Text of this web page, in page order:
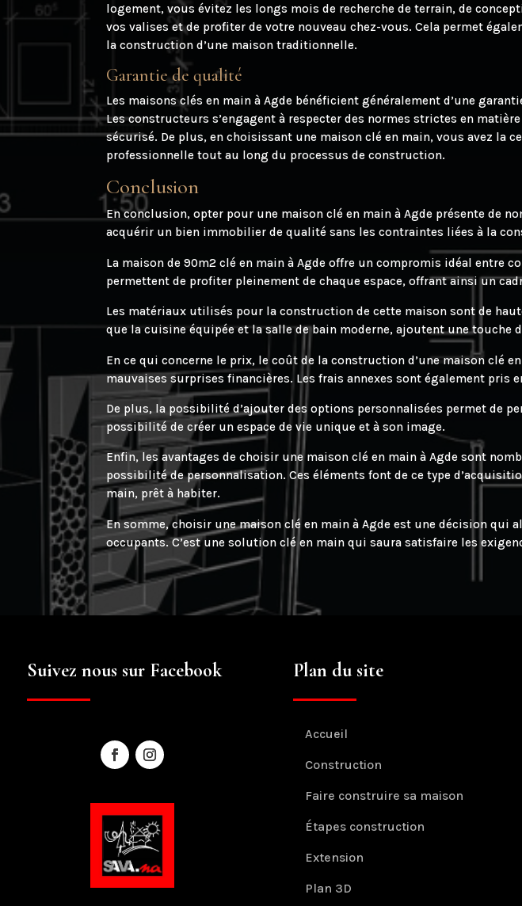
logement, vous évitez les longs mois de recherche de terrain, de
vos valises et de profiter de votre nouveau chez-vous. Cela permet
la construction d’une maison traditionnelle.
Garantie de qualité
Les maisons clés en main à Agde bénéficient généralement d’une
Les constructeurs s’engagent à respecter des normes strictes en
sécurisé. De plus, en choisissant une maison clé en main, vous avez la
professionnelle tout au long du processus de construction.
Conclusion
En conclusion, opter pour une maison clé en main à Agde présente de
acquérir un bien immobilier de qualité sans les contraintes liées à la
La maison de 90m2 clé en main à Agde offre un compromis idéal entre
permettent de profiter pleinement de chaque espace, offrant ainsi un
Les matériaux utilisés pour la construction de cette maison sont de
que la cuisine équipée et la salle de bain moderne, ajoutent une touche
En ce qui concerne le prix, le coût de la construction d’une maison clé
mauvaises surprises financières. Les frais annexes sont également
De plus, la possibilité d’ajouter des options personnalisées permet de
possibilité de créer un espace de vie unique et à son image.
Enfin, les avantages de choisir une maison clé en main à Agde sont
possibilité de personnalisation. Ces éléments font de ce type
main, prêt à habiter.
En somme, choisir une maison clé en main à Agde est une décision
occupants. C’est une solution clé en main qui saura satisfaire les
Suivez nous sur Facebook Plan du site
Accueil
Construction
Faire construire sa maison
Étapes construction
Extension
Plan 3D